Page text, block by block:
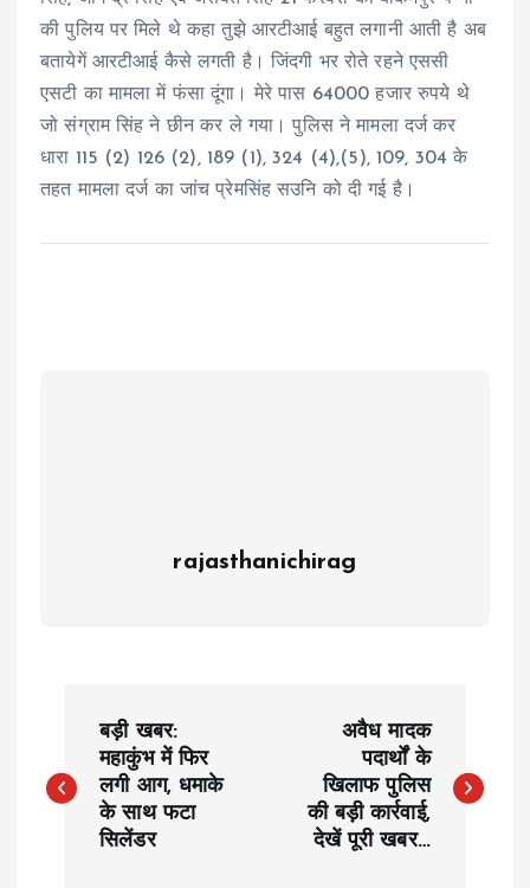
की पुलिय पर मिले थे कहा तुझे आरटीआई बहुत लगानी आती है अब
बतायेगें आरटीआई कैसे लगती है। जिंदगी भर रोते रहने एससी
एसटी का मामला में फंसा दूंगा। मेरे पास 64000 हजार रुपये थे
जो संग्राम सिंह ने छीन कर ले गया। पुलिस ने मामला दर्ज कर
धारा 115 (2) 126 (2), 189 (1), 324 (4),(5), 109, 304 के
तहत मामला दर्ज का जांच प्रेमसिंह सउनि को दी गई है।
rajasthanichirag
o
बड़ी खबर:
महाकुंभ में फिर
लगी आग, धमाके
के साथ फटा
सिलेंडर
अवैध मादक
पदार्थों के
खिलाफ पुलिस
की बड़ी कार्रवाई,
देखें पूरी खबर…